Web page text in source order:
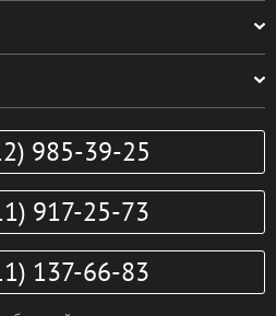
985-39-25
917-25-73
137-66-83